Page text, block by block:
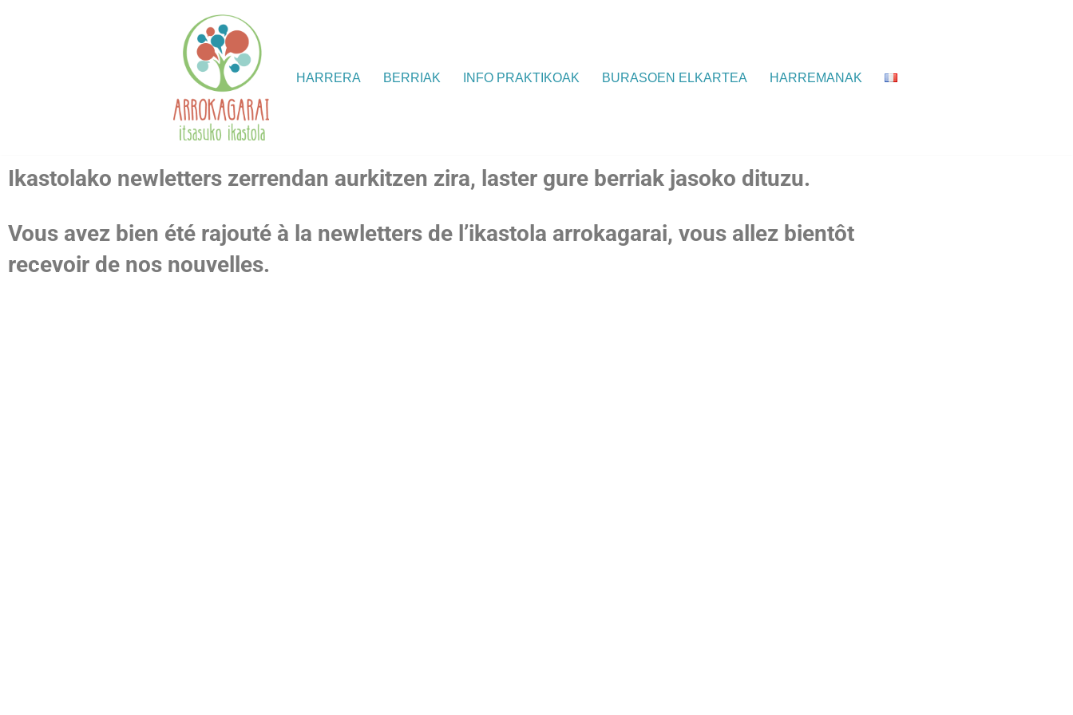
HARRERA BERRIAK INFO PRAKTIKOAK BURASOEN ELKARTEA HARREMANAK
Ikastolako newletters zerrendan aurkitzen zira, laster gure berriak jasoko dituzu.
Vous avez bien été rajouté à la newletters de l’ikastola arrokagarai, vous allez bientôt
recevoir de nos nouvelles.